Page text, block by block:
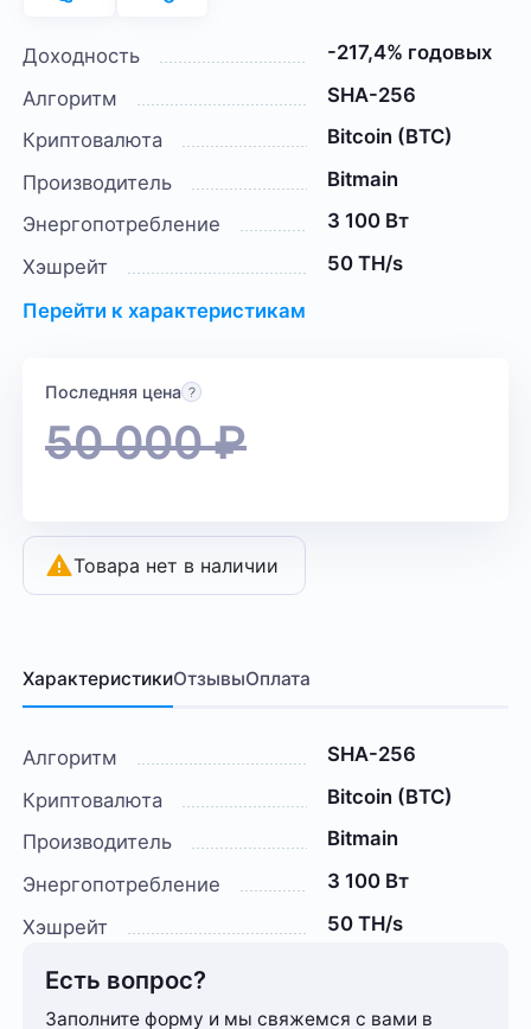
Доходность
-217,4% годовых
Алгоритм
SHA-256
Криптовалюта
Bitcoin (BTC)
Производитель
Bitmain
Энергопотребление
3 100 Вт
Хэшрейт
50 TH/s
Перейти к характеристикам
Последняя цена
50 000₽
Товара нет в наличии
ХарактеристикиОтзывыОплата
Алгоритм
SHA-256
Криптовалюта
Bitcoin (BTC)
Производитель
Bitmain
Энергопотребление
3 100 Вт
Хэшрейт
50 TH/s
Есть вопрос?
Заполните форму и мы свяжемся с вами в